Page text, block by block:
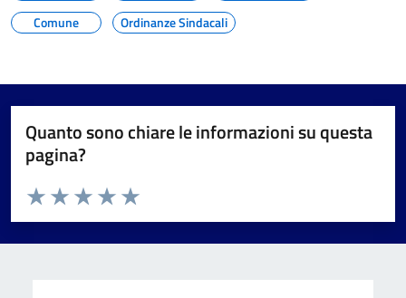
Comune
Ordinanze Sindacali
Quanto sono chiare le informazioni su questa
pagina?
Valuta da 1 a 5 stelle la pagina
Valuta 5 stelle su 5
Valuta 4 stelle su 5
Valuta 3 stelle su 5
Valuta 2 stelle su 5
Valuta 1 stelle su 5